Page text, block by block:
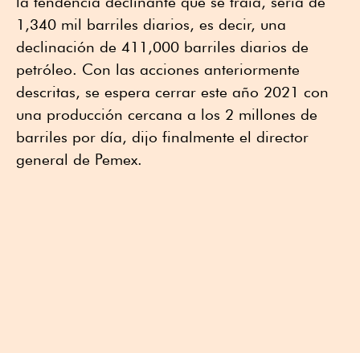
1,340 mil barriles diarios, es decir, una
declinación de 411,000 barriles diarios de
petróleo. Con las acciones anteriormente
descritas, se espera cerrar este año 2021 con
una producción cercana a los 2 millones de
barriles por día, dijo finalmente el director
general de Pemex.